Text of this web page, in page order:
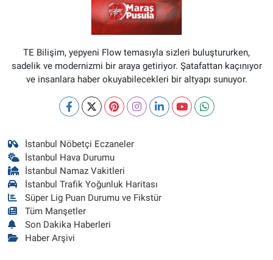
TE Bilişim, yepyeni Flow temasıyla sizleri buluştururken,
sadelik ve modernizmi bir araya getiriyor. Şatafattan kaçınıyor
ve insanlara haber okuyabilecekleri bir altyapı sunuyor.
İstanbul Nöbetçi Eczaneler
İstanbul Hava Durumu
İstanbul Namaz Vakitleri
İstanbul Trafik Yoğunluk Haritası
Süper Lig Puan Durumu ve Fikstür
Tüm Manşetler
Son Dakika Haberleri
Haber Arşivi